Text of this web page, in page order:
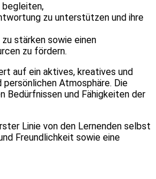
begleiten,
zu unterstützen und ihre
stärken sowie einen
zu fördern.
auf ein aktives, kreatives und
Atmosphäre. Die
Bedürfnissen und Fähigkeiten der
Linie von den Lernenden selbst
Freundlichkeit sowie eine